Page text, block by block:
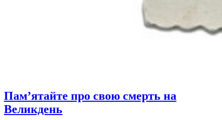
Пам’ятайте про свою смерть на
Великдень